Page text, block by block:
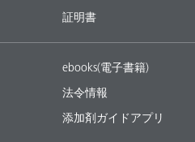
証明書
ebooks(電子書籍)
法令情報
添加剤ガイドアプリ